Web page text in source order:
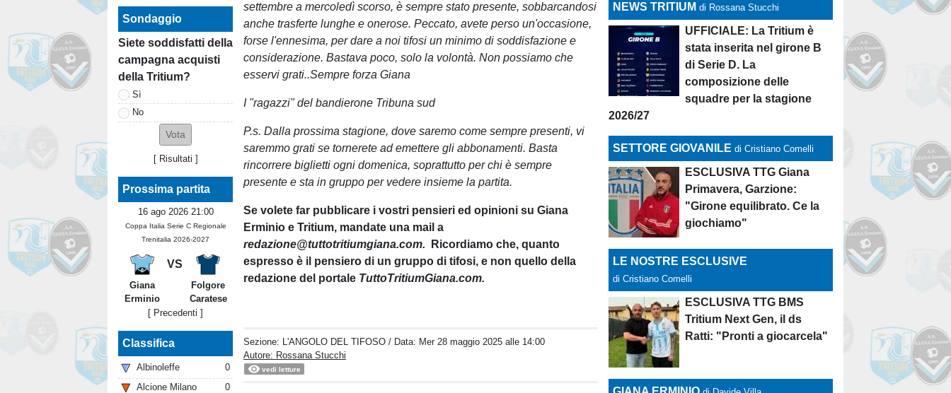
Sondaggio
Siete soddisfatti della
campagna acquisti
della Tritium?
Sì
No
[ Risultati ]
Prossima partita
16 ago 2026 21:00
Coppa Italia Serie C Regionale
Trenitalia 2026-2027
VS
Giana
Erminio
Folgore
Caratese
[ Precedenti ]
Classifica
Albinoleffe
0
Alcione Milano
0
settembre a mercoledì scorso, è sempre stato presente, sobbarcandosi
anche trasferte lunghe e onerose. Peccato, avete perso un'occasione,
forse l'ennesima, per dare a noi tifosi un minimo di soddisfazione e
considerazione. Bastava poco, solo la volontà. Non possiamo che
esservi grati..Sempre forza Giana
I "ragazzi" del bandierone Tribuna sud
P.s. Dalla prossima stagione, dove saremo come sempre presenti, vi
saremmo grati se tornerete ad emettere gli abbonamenti. Basta
rincorrere biglietti ogni domenica, soprattutto per chi è sempre
presente e sta in gruppo per vedere insieme la partita.
Se volete far pubblicare i vostri pensieri ed opinioni su Giana
Erminio e Tritium, mandate una mail a
redazione@tuttotritiumgiana.com. Ricordiamo che, quanto
espresso è il pensiero di un gruppo di tifosi, e non quello della
redazione del portale TuttoTritiumGiana.com.
Sezione: L'ANGOLO DEL TIFOSO / Data: Mer 28 maggio 2025 alle 14:00
Autore: Rossana Stucchi
vedi letture
NEWS TRITIUM di Rossana Stucchi
UFFICIALE: La Tritium è
stata inserita nel girone B
di Serie D. La
composizione delle
squadre per la stagione
2026/27
SETTORE GIOVANILE di Cristiano Comelli
ESCLUSIVA TTG Giana
Primavera, Garzione:
"Girone equilibrato. Ce la
giochiamo"
LE NOSTRE ESCLUSIVE
di Cristiano Comelli
ESCLUSIVA TTG BMS
Tritium Next Gen, il ds
Ratti: "Pronti a giocarcela"